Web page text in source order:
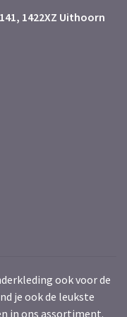
1422XZ Uithoorn
ook voor de
je ook de leukste
in ons assortiment.